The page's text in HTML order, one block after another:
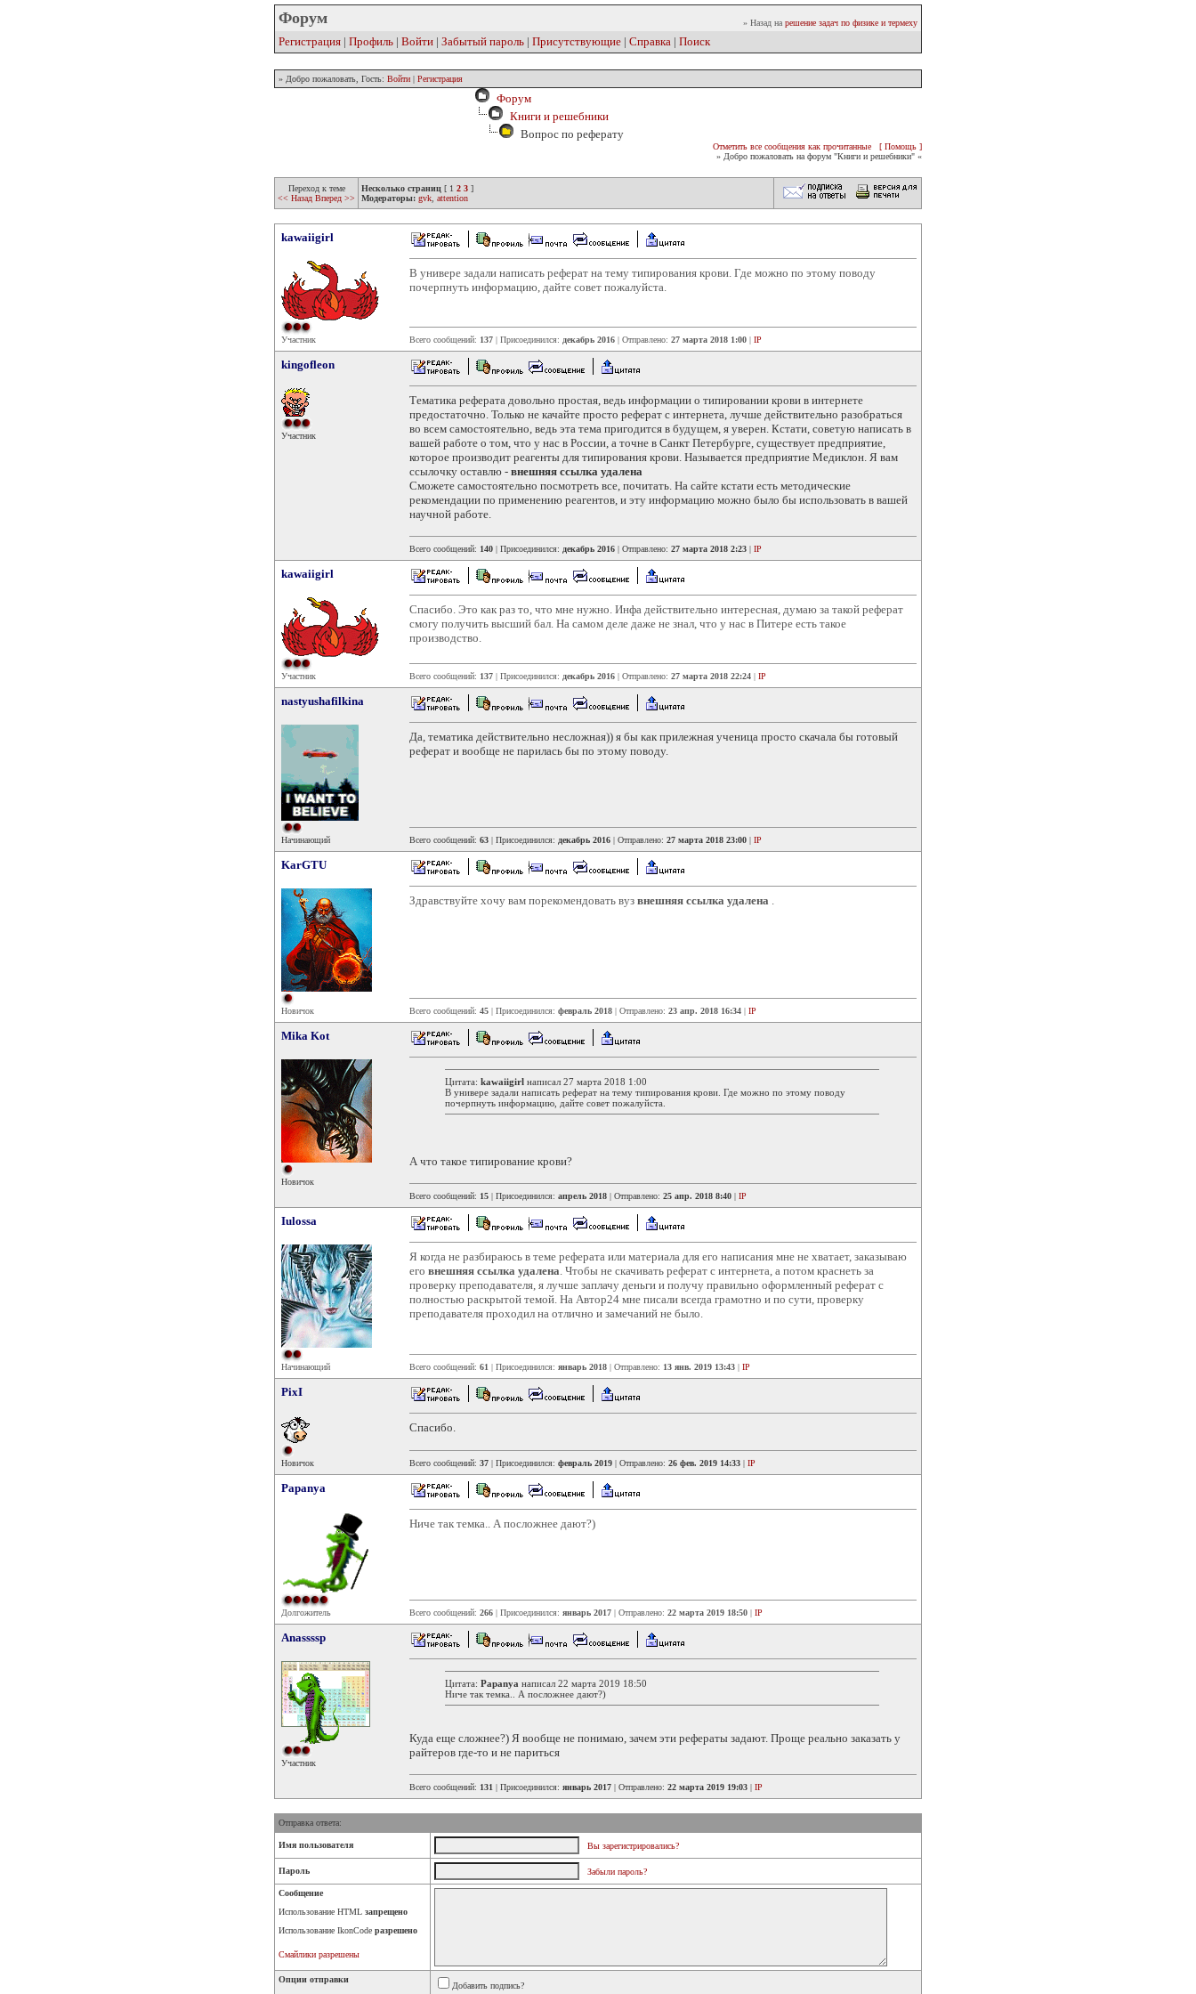
Форум » Назад на решение задач по физике и термеху
Регистрация | Профиль | Войти | Забытый пароль | Присутствующие | Справка | Поиск
» Добро пожаловать, Гость: Войти | Регистрация
Форум
Книги и решебники
Вопрос по реферату
Отметить все сообщения как прочитанные
[ Помощь ]
» Добро пожаловать на форум "Книги и решебники" «
Переход к теме
<< Назад Вперед >>
Несколько страниц [ 1 2 3 ]
Модераторы: gvk attention
kawaiigirl
Участник
В универе задали написать реферат на тему типирования крови. Где можно по этому поводу
почерпнуть информацию, дайте совет пожалуйста.
Всего сообщений: 137 | Присоединился: декабрь 2016 | Отправлено: 27 марта 2018 1:00 | IP
kingofleon
Участник
Тематика реферата довольно простая, ведь информации о типировании крови в интернете
предостаточно. Только не качайте просто реферат с интернета, лучше действительно разобраться
во всем самостоятельно, ведь эта тема пригодится в будущем, я уверен. Кстати, советую написать в
вашей работе о том, что у нас в России, а точне в Санкт Петербурге, существует предприятие,
которое производит реагенты для типирования крови. Называется предприятие Медиклон. Я вам
ссылочку оставлю - внешняя ссылка удалена
Сможете самостоятельно посмотреть все, почитать. На сайте кстати есть методические
рекомендации по применению реагентов, и эту информацию можно было бы использовать в вашей
научной работе.
Всего сообщений: 140 | Присоединился: декабрь 2016 | Отправлено: 27 марта 2018 2:23 | IP
kawaiigirl
Участник
Спасибо. Это как раз то, что мне нужно. Инфа действительно интересная, думаю за такой реферат
смогу получить высший бал. На самом деле даже не знал, что у нас в Питере есть такое
производство.
Всего сообщений: 137 | Присоединился: декабрь 2016 | Отправлено: 27 марта 2018 22:24 | IP
nastyushafilkina
Начинающий
Да, тематика действительно несложная)) я бы как прилежная ученица просто скачала бы готовый
реферат и вообще не парилась бы по этому поводу.
Всего сообщений: 63 | Присоединился: декабрь 2016 | Отправлено: 27 марта 2018 23:00 | IP
KarGTU
Новичок
Здравствуйте хочу вам порекомендовать вуз внешняя ссылка удалена .
Всего сообщений: 45 | Присоединился: февраль 2018 | Отправлено: 23 апр. 2018 16:34 | IP
Mika Kot
Новичок
Цитата: kawaiigirl написал 27 марта 2018 1:00
В универе задали написать реферат на тему типирования крови. Где можно по этому поводу
почерпнуть информацию, дайте совет пожалуйста.
А что такое типирование крови?
Всего сообщений: 15 | Присоединился: апрель 2018 | Отправлено: 25 апр. 2018 8:40 | IP
Iulossa
Начинающий
Я когда не разбираюсь в теме реферата или материала для его написания мне не хватает, заказываю
его внешняя ссылка удалена. Чтобы не скачивать реферат с интернета, а потом краснеть за
проверку преподавателя, я лучше заплачу деньги и получу правильно оформленный реферат с
полностью раскрытой темой. На Автор24 мне писали всегда грамотно и по сути, проверку
преподавателя проходил на отлично и замечаний не было.
Всего сообщений: 61 | Присоединился: январь 2018 | Отправлено: 13 янв. 2019 13:43 | IP
PixI
Новичок
Спасибо.
Всего сообщений: 37 | Присоединился: февраль 2019 | Отправлено: 26 фев. 2019 14:33 | IP
Papanya
Долгожитель
Ниче так темка.. А посложнее дают?)
Всего сообщений: 266 | Присоединился: январь 2017 | Отправлено: 22 марта 2019 18:50 | IP
Anassssp
Участник
Цитата: Papanya написал 22 марта 2019 18:50
Ниче так темка.. А посложнее дают?)
Куда еще сложнее?) Я вообще не понимаю, зачем эти рефераты задают. Проще реально заказать у
райтеров где-то и не париться
Всего сообщений: 131 | Присоединился: январь 2017 | Отправлено: 22 марта 2019 19:03 | IP
Отправка ответа:
Имя пользователя Вы зарегистрировались?
Пароль Забыли пароль?
Сообщение
Использование HTML запрещено
Использование IkonCode разрешено
Смайлики разрешены
Опции отправки
Добавить подпись?